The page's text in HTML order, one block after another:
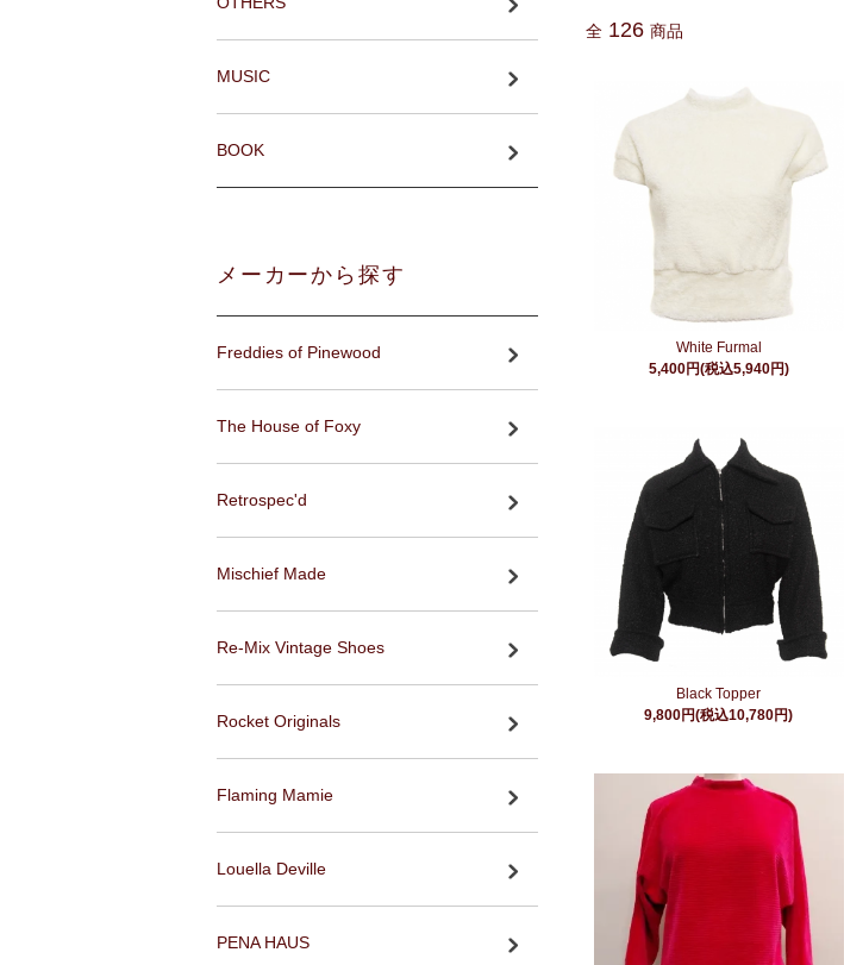
全 126 商品
White Furmal
5,400円(税込5,940円)
Black Topper
9,800円(税込10,780円)
MUSIC
BOOK
メーカーから探す
Freddies of Pinewood
The House of Foxy
Retrospec'd
Mischief Made
Re-Mix Vintage Shoes
Rocket Originals
Flaming Mamie
Louella Deville
PENA HAUS